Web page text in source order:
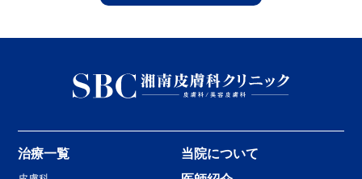
治療一覧
当院について